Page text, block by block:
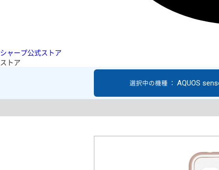
シャープ公式ストア
ストア
選択中の機種 ： AQUOS